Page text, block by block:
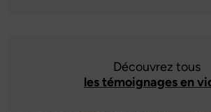
Découvrez tous
les témoignages en